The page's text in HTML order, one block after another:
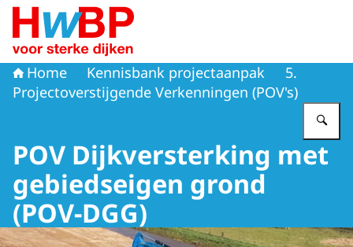
Naar de homepage van
Home Kennisbank projectaanpak
5.
Projectoverstijgende Verkenningen (POV's)
POV Dijkversterking met
gebiedseigen grond
(POV-DGG)